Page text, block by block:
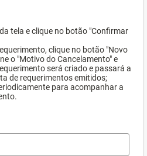
tela e clique no botão "Confirmar
clique no botão "Novo
o "Motivo do Cancelamento" e
será criado e passará a
de requerimentos emitidos;
para acompanhar a